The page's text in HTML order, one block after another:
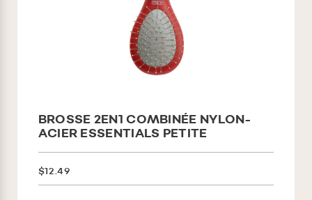
BROSSE 2EN1 COMBINÉE NYLON-
ACIER ESSENTIALS PETITE
$12.49